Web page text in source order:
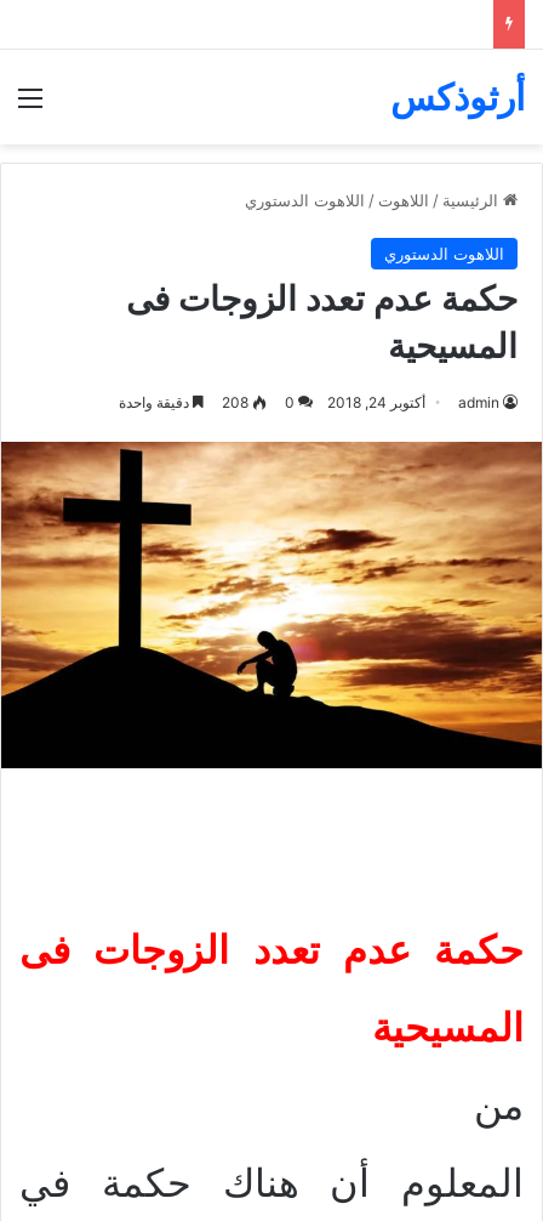
أرثوذكس
الرئيسية / اللاهوت / اللاهوت الدستوري
اللاهوت الدستوري
حكمة عدم تعدد الزوجات فى
المسيحية
admin أكتوبر 24, 2018 0
208 دقيقة واحدة
حكمة عدم تعدد الزوجات فى
المسيحية
من
المعلوم أن هناك حكمة في